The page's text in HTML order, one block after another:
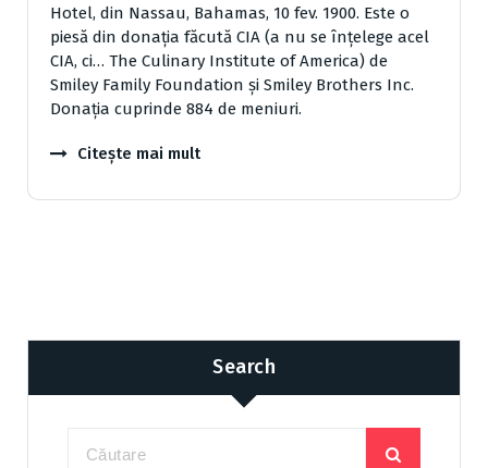
Hotel, din Nassau, Bahamas, 10 fev. 1900. Este o
piesă din donația făcută CIA (a nu se înțelege acel
CIA, ci… The Culinary Institute of America) de
Smiley Family Foundation și Smiley Brothers Inc.
Donația cuprinde 884 de meniuri.
Citește mai mult
Search